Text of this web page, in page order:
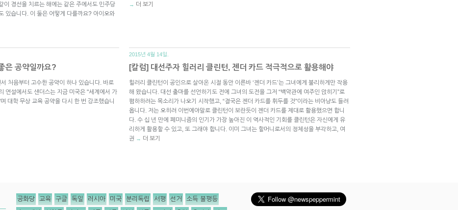
이 경선을 치르는 해에는 같은 주에서도 민주당
있습니다. 이 둘은 어떻게 다를까요? 아이오와
→ 더 보기
은 공약일까요?
처음부터 고수한 공약이 하나 있습니다. 바로
연설에서도 샌더스는 지금 미국은 "세계에서 가
대학 무상 교육 공약을 다시 한 번 강조했습니
2015년 4월 14일.
[칼럼] 대선주자 힐러리 클린턴, 젠더 카드 적극적으로 활용해야
힐러리 클린턴이 공인으로 살아온 시절 동안 이른바 ‘젠더 카드’는 그녀에게 불리하게만 작용
해 왔습니다. 대선 출마를 선언하기도 전에 그녀의 도전을 그저 “백악관에 여주인 앉히기”로
폄하하려는 목소리가 나오기 시작했고, “결국은 젠더 카드를 휘두를 것”이라는 비아냥도 들려
옵니다. 저는 오히려 이번에야말로 클린턴이 보란듯이 젠더 카드를 제대로 활용했으면 합니
다. 수 십 년 만에 페미니즘의 인기가 가장 높아진 이 역사적인 기회를 클린턴은 자신에게 유
리하게 활용할 수 있고, 또 그래야 합니다. 이미 그녀는 할머니로서의 정체성을 부각하고, 여
권 → 더 보기
공화당 교육 구글 독일 러시아 미국 분리독립 서평 선거 소득 불평등